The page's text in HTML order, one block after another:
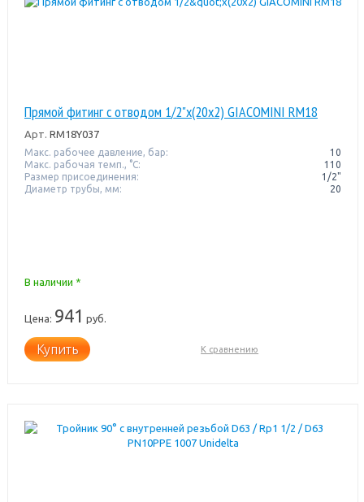
Прямой фитинг с отводом 1/2"x(20x2) GIACOMINI RM18
Арт. RM18Y037
Макс. рабочее давление, бар:
10
Макс. рабочая темп., °С:
110
Размер присоединения:
1/2"
Диаметр трубы, мм:
20
В наличии *
Цена: 941 руб.
Купить К сравнению